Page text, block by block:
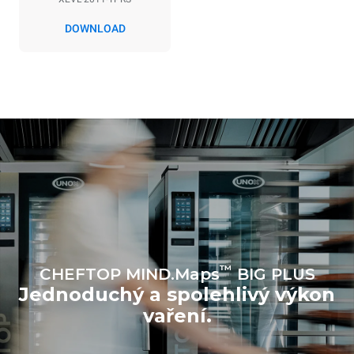
Protocol
Estimate based on daily use of
the oven (365 days/year):
6 full loads of roast
chickens
6 full loads cooking with
Estimated assuming the
following weekly washing
programs (52 weeks/year):
7 long washes
DOWNLOAD
CHEFTOP MIND.Maps™BIG PLUS
Jednoduchý a spolehlivý výkon
vaření.